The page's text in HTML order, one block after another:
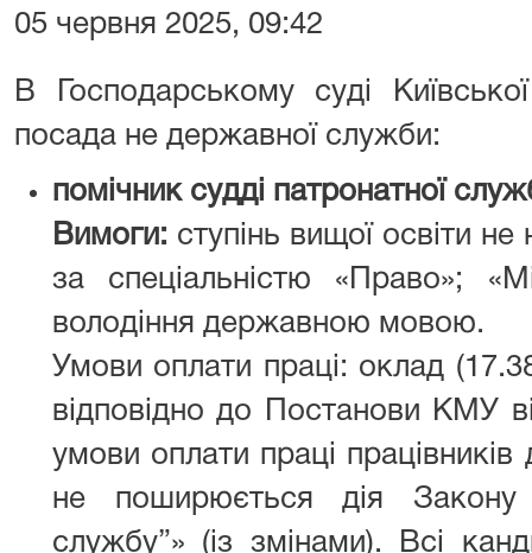
05 червня 2025, 09:42
В Господарському суді
посада не державної служби:
помічник судді патронатної
Вимоги: ступінь вищої освіти не
за спеціальністю «Право»;
володіння державною мовою.
Умови оплати праці: оклад
відповідно до Постанови КМУ
умови оплати праці
не поширюється дія
службу”» (із змінами). Всі